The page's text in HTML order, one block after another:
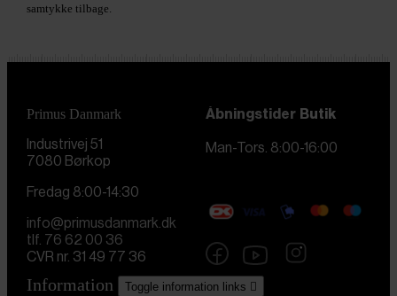
samtykke tilbage.
Primus Danmark
Industrivej 51
7080 Børkop
Åbningstider Butik
Man-Tors. 8:00-16:00
Fredag 8:00-14:30
info@primusdanmark.dk
tlf. 76 62 00 36
CVR nr. 31 49 77 36
Information Toggle information links 